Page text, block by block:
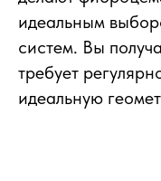
идеальным
систем. Вы
требует
идеальную